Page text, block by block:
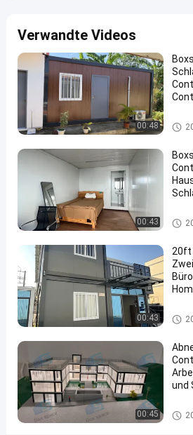
Dachdecking
Home
Office
und
Ferienhaus
für
persönliche
Nutzung
Abnehmbares
Behälterhaus
2025-
03-24
Beförderbare
Containerhäuser
Fertigvorratsbehälterhäuser
Containerhäuser
B
o
x
s
Verwandte Videos
00:48
00:43
00:43
20ft
00:45
und